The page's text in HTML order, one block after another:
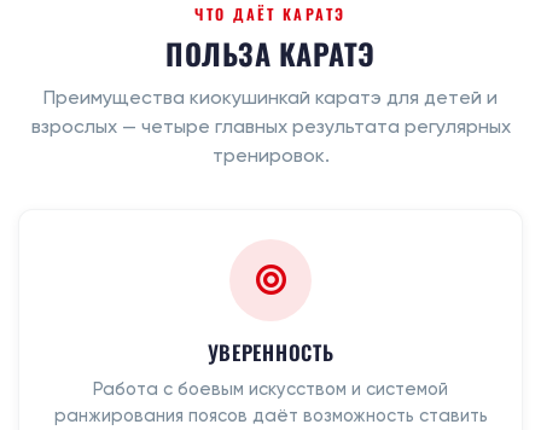
ЧТО ДАЁТ КАРАТЭ
ПОЛЬЗА КАРАТЭ
Преимущества киокушинкай каратэ для детей и
взрослых — четыре главных результата регулярных
тренировок.
УВЕРЕННОСТЬ
Работа с боевым искусством и системой
ранжирования поясов даёт возможность ставить